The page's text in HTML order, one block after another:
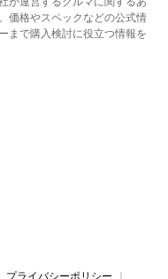
価格やスペックなどの公式情
まで購入検討に役立つ情報を
プライバシーポリシー